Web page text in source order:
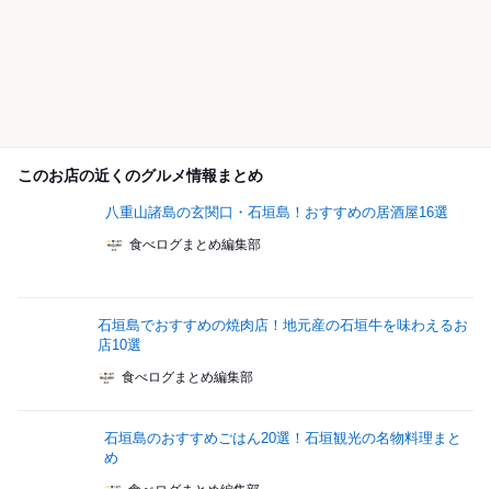
このお店の近くのグルメ情報まとめ
八重山諸島の玄関口・石垣島！おすすめの居酒屋16選
食べログまとめ編集部
石垣島でおすすめの焼肉店！地元産の石垣牛を味わえるお
店10選
食べログまとめ編集部
石垣島のおすすめごはん20選！石垣観光の名物料理まと
め